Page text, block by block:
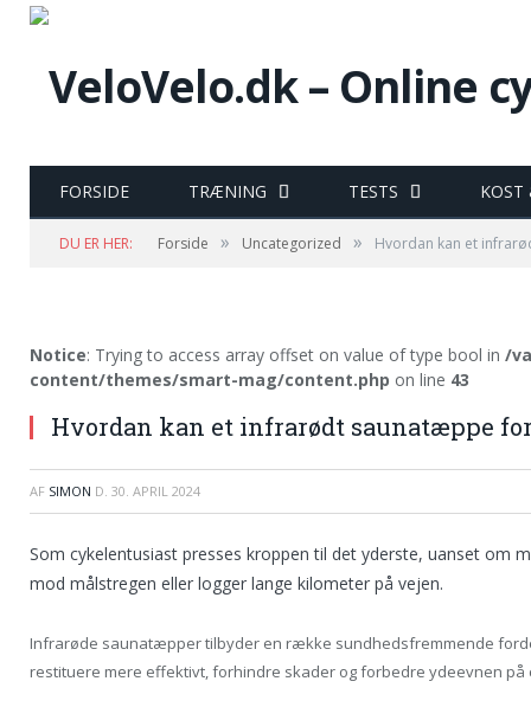
FORSIDE TRÆNING TESTS
DU ER HER: Forside » Uncategorized » Hvordan kan et
Notice: Trying to access array offset on value of type bool in /
content/themes/smart-mag/content.php on line 43
Hvordan kan et infrarødt saunatæppe
AF SIMON D. 30. APRIL 2024
Som cykelentusiast presses kroppen til det yderste, uanset om
mod målstregen eller logger lange kilometer på vejen.
Infrarøde saunatæpper tilbyder en række sundhedsfremmende
restituere mere effektivt, forhindre skader og forbedre ydeevnen på